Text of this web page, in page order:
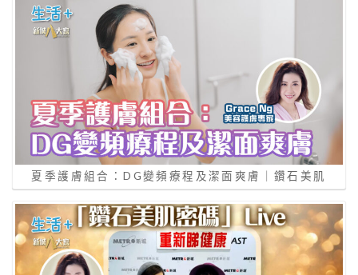
夏季護膚組合：DG變頻療程及潔面爽膚｜鑽石美肌